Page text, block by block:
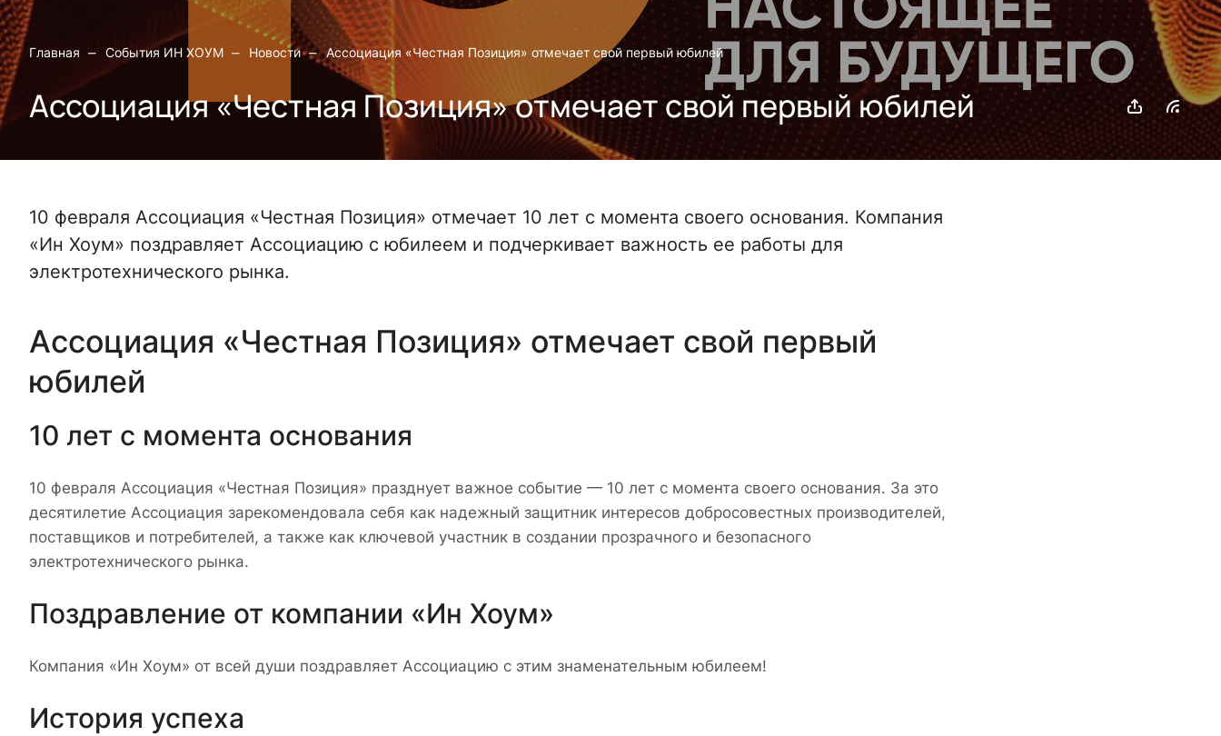
Главная – События ИН ХОУМ – Новости – Ассоциация «Честная Позиция» отмечает свой первый юбилей
Ассоциация «Честная Позиция» отмечает свой первый юбилей
10 февраля Ассоциация «Честная Позиция» отмечает 10 лет с момента своего основания. Компания
«Ин Хоум» поздравляет Ассоциацию с юбилеем и подчеркивает важность ее работы для
электротехнического рынка.
Ассоциация «Честная Позиция» отмечает свой первый
юбилей
10 лет с момента основания
10 февраля Ассоциация «Честная Позиция» празднует важное событие — 10 лет с момента своего основания. За это
десятилетие Ассоциация зарекомендовала себя как надежный защитник интересов добросовестных производителей,
поставщиков и потребителей, а также как ключевой участник в создании прозрачного и безопасного
электротехнического рынка.
Поздравление от компании «Ин Хоум»
Компания «Ин Хоум» от всей души поздравляет Ассоциацию с этим знаменательным юбилеем!
История успеха